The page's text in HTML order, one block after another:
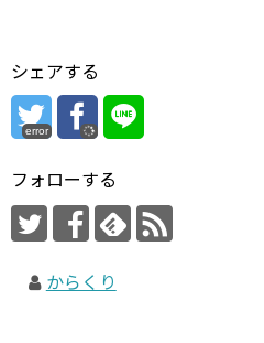
シェアする
error
フォローする
からくり